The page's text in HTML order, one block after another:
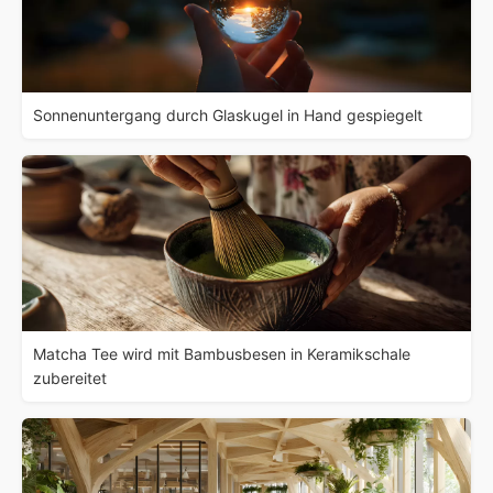
Sonnenuntergang durch Glaskugel in Hand gespiegelt
Matcha Tee wird mit Bambusbesen in Keramikschale
zubereitet